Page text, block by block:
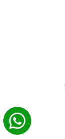
Whatsapp